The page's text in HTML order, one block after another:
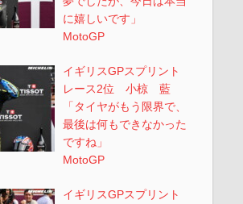
に嬉しいです」
MotoGP
イギリスGPスプリント
レース2位 小椋 藍
「タイヤがもう限界で、
最後は何もできなかった
ですね」
MotoGP
イギリスGPスプリント